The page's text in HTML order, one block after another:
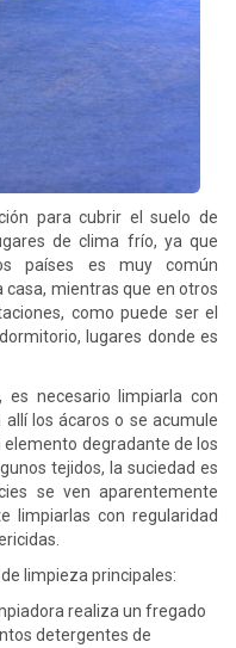
para cubrir el suelo de
de clima frío, ya que
países es muy común
mientras que en otros
como puede ser el
lugares donde es
necesario limpiarla con
los ácaros o se acumule
elemento degradante de los
tejidos, la suciedad es
se ven aparentemente
limpiarlas con regularidad
limpieza principales:
realiza un fregado
detergentes de